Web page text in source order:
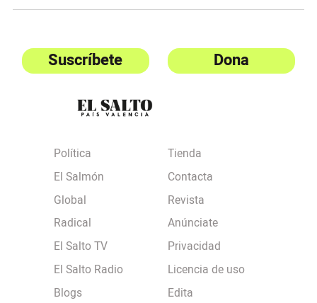
Suscríbete Dona
Política
El Salmón
Global
Radical
El Salto TV
El Salto Radio
Blogs
Tienda
Contacta
Revista
Anúnciate
Privacidad
Licencia de uso
Edita